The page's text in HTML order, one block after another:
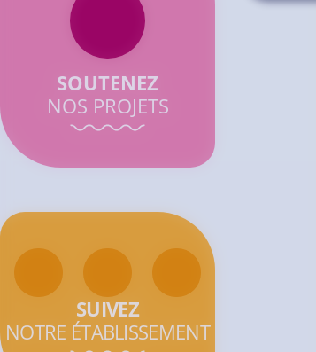
SOUTENEZ
NOS PROJETS
SUIVEZ
NOTRE ÉTABLISSEMENT